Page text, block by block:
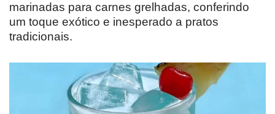
marinadas para carnes grelhadas, conferindo
um toque exótico e inesperado a pratos
tradicionais.